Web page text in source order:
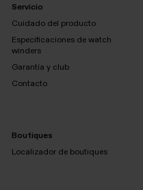
Servicio
Cuidado del producto
Cuidado
Especificaciones de watch
winders
Garantía y club
Contacto
Boutiques
Localizador de boutiques